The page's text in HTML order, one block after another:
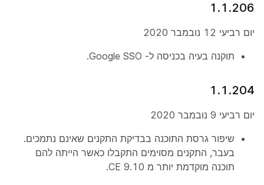
1.1.206
יום רביעי 12 נובמבר 2020
תוקנה בעיה בכניסה ל- Google SSO.
1.1.204
יום רביעי 9 נובמבר 2020
שיפור גרסת התוכנה בבדיקת התקנים שאינם נתמכים.
בעבר, התקנים מסוימים התקבלו כאשר הייתה להם
תוכנה מוקדמת יותר מ CE 9.10.